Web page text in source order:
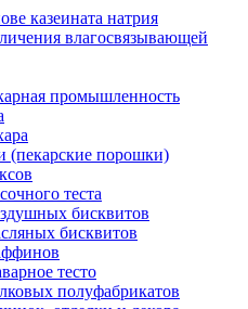
казеината натрия
влагосвязывающей
промышленность
(пекарские порошки)
теста
бисквитов
бисквитов
тесто
полуфабрикатов